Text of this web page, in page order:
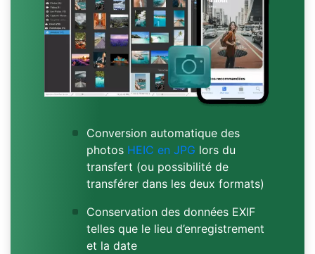
Conversion automatique des
photos HEIC en JPG lors du
transfert (ou possibilité de
transférer dans les deux formats)
Conservation des données EXIF
telles que le lieu d’enregistrement
et la date